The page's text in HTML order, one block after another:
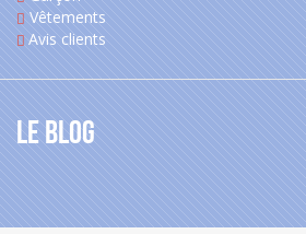
Vêtements
Avis clients
Le blog